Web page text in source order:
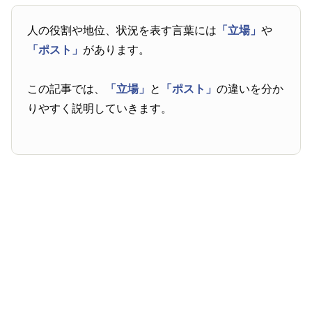
人の役割や地位、状況を表す言葉には 「立場」や
「ポスト」 があります。
この記事では、 「立場」 と 「ポスト」の違いを分か
りやすく説明していきます。